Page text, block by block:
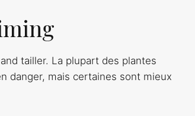
tailler. La plupart des plantes
danger, mais certaines sont mieux